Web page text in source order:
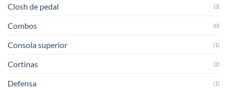
Closh de pedal (3)
Combos (0)
Consola superior (1)
Cortinas (2)
Defensa (1)